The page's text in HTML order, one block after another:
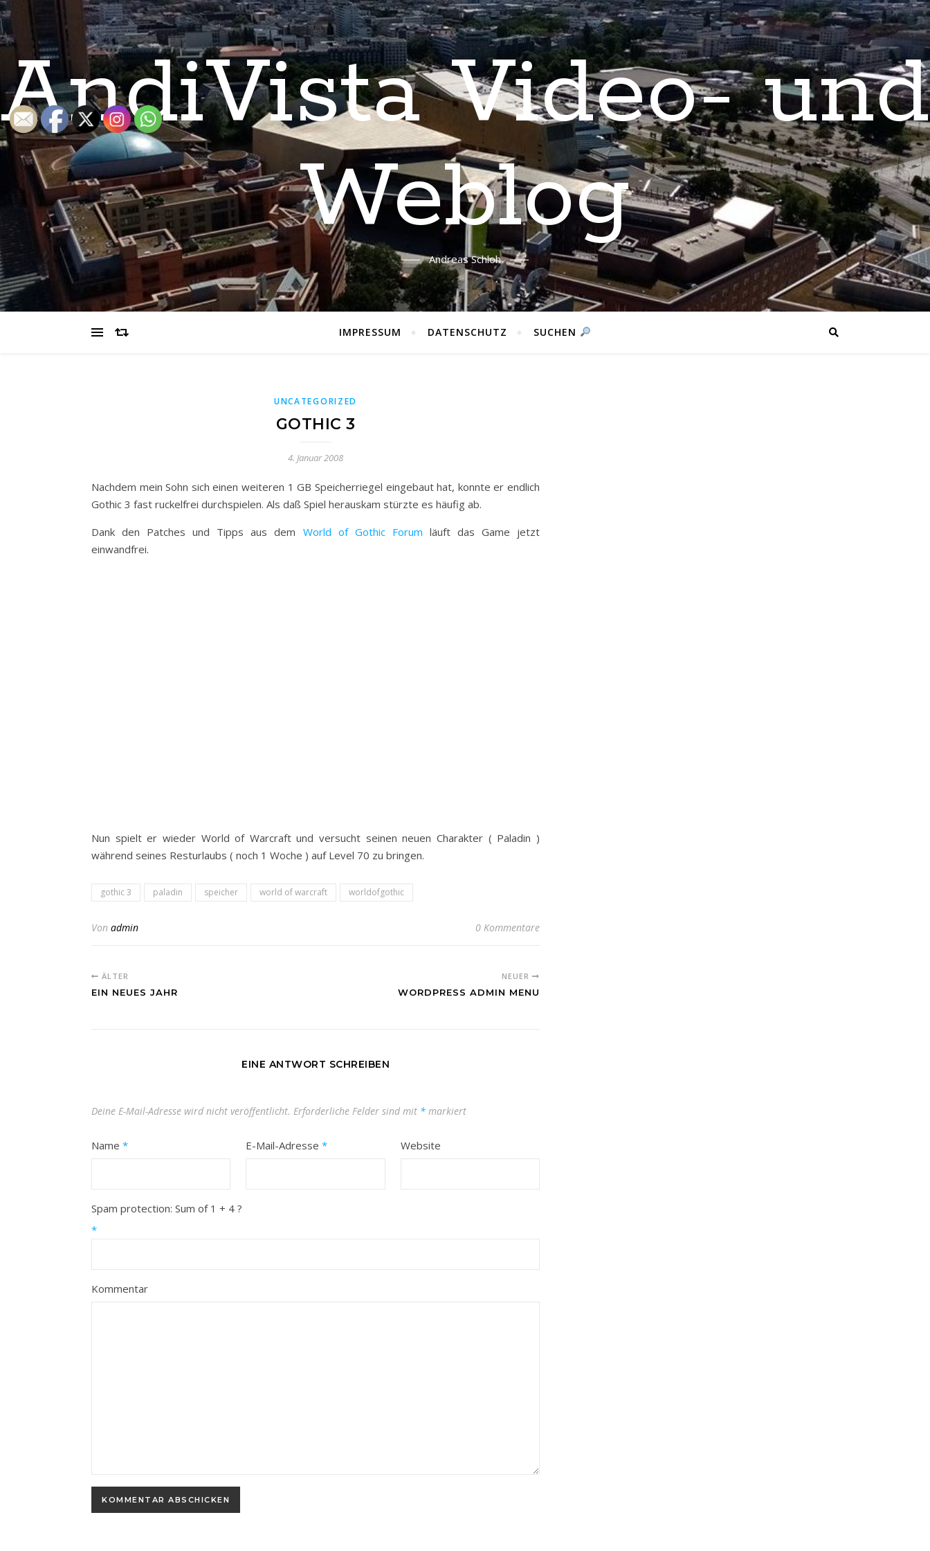
AndiVista Video- und
Weblog
Andreas Schloh
IMPRESSUM DATENSCHUTZ SUCHEN
UNCATEGORIZED
GOTHIC 3
4. Januar 2008
Nachdem mein Sohn sich einen weiteren 1 GB Speicherriegel eingebaut hat, konnte er endlich
Gothic 3 fast ruckelfrei durchspielen. Als daß Spiel herauskam stürzte es häufig ab.
Dank den Patches und Tipps aus dem World of Gothic Forum läuft das Game jetzt
einwandfrei.
Nun spielt er wieder World of Warcraft und versucht seinen neuen Charakter ( Paladin )
während seines Resturlaubs ( noch 1 Woche ) auf Level 70 zu bringen.
gothic 3 paladin speicher world of warcraft worldofgothic
Von admin 0 Kommentare
ÄLTER
EIN NEUES JAHR
NEUER
WORDPRESS ADMIN MENU
EINE ANTWORT SCHREIBEN
Deine E-Mail-Adresse wird nicht veröffentlicht. Erforderliche Felder sind mit * markiert
Name * E-Mail-Adresse* Website
Spam protection: Sum of 1 + 4 ?
*
Kommentar